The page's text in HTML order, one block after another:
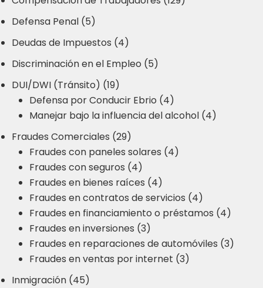
Defensa Penal (5)
Deudas de Impuestos (4)
Discriminación en el Empleo (5)
DUI/DWI (Tránsito) (19)
Defensa por Conducir Ebrio (4)
Manejar bajo la influencia del alcohol (4)
Fraudes Comerciales (29)
Fraudes con paneles solares (4)
Fraudes con seguros (4)
Fraudes en bienes raíces (4)
Fraudes en contratos de servicios (4)
Fraudes en financiamiento o préstamos (4)
Fraudes en inversiones (3)
Fraudes en reparaciones de automóviles (3)
Fraudes en ventas por internet (3)
Inmigración (45)